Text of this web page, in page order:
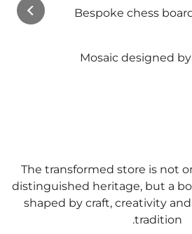
Bespoke chess
Mosaic designed
The transformed store is not
distinguished heritage, but a
shaped by craft, creativity
tradition.